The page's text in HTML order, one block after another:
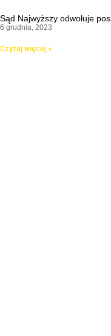
Sąd Najwyższy odwołuje
6 grudnia, 2023
Czytaj więcej »